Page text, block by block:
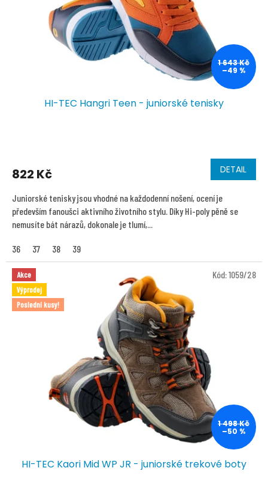
1 643 Kč
–49 %
HI-TEC Hangri Teen - juniorské tenisky
822 Kč DETAIL
Juniorské tenisky jsou vhodné na každodenní nošení, ocení je
především fanoušci aktivního životního stylu. Díky Hi-poly pěně se
nemusíte bát nárazů, dokonale je tlumí,...
36 37 38 39
Akce
Výprodej
Poslední kusy!
1 498 Kč
–50 %
HI-TEC Kaori Mid WP JR - juniorské trekové boty
Kód:1059/28